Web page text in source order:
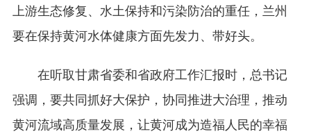
上游生态修复、水土保持和污染防治的重任，兰州
要在保持黄河水体健康方面先发力、带好头。
在听取甘肃省委和省政府工作汇报时，总书记
强调，要共同抓好大保护，协同推进大治理，推动
黄河流域高质量发展，让黄河成为造福人民的幸福